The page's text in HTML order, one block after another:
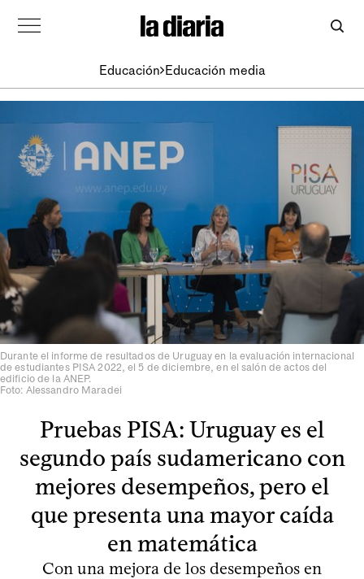
Educación Educación media
Durante el informe de resultados de Uruguay en la evaluación internacional
de estudiantes PISA 2022, el 5 de diciembre, en el salón de actos del
edificio de la ANEP.
Foto: Alessandro Maradei
Pruebas PISA: Uruguay es el
segundo país sudamericano con
mejores desempeños, pero el
que presenta una mayor caída
en matemática
Con una mejora de los desempeños en